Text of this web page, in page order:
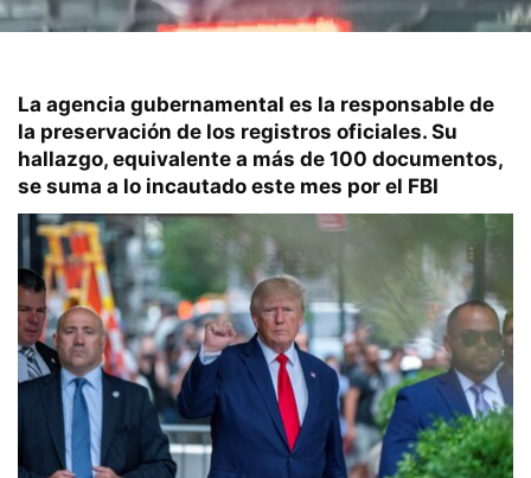
La agencia gubernamental es la responsable de
la preservación de los registros oficiales. Su
hallazgo, equivalente a más de 100 documentos,
se suma a lo incautado este mes por el FBI